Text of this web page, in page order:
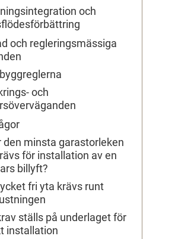
och
och regleringsmässiga
och
den minsta garastorleken
för installation av en
billyft?
fri yta krävs runt
ställs på underlaget för
installation